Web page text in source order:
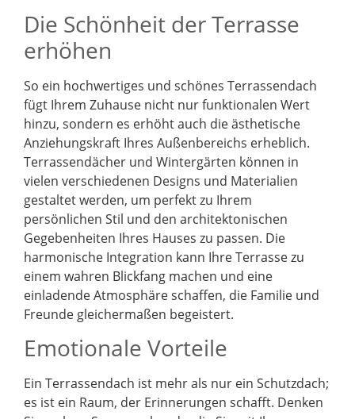
Die Schönheit der Terrasse
erhöhen
So ein hochwertiges und schönes Terrassendach
fügt Ihrem Zuhause nicht nur funktionalen Wert
hinzu, sondern es erhöht auch die ästhetische
Anziehungskraft Ihres Außenbereichs erheblich.
Terrassendächer und Wintergärten können in
vielen verschiedenen Designs und Materialien
gestaltet werden, um perfekt zu Ihrem
persönlichen Stil und den architektonischen
Gegebenheiten Ihres Hauses zu passen. Die
harmonische Integration kann Ihre Terrasse zu
einem wahren Blickfang machen und eine
einladende Atmosphäre schaffen, die Familie und
Freunde gleichermaßen begeistert.
Emotionale Vorteile
Ein Terrassendach ist mehr als nur ein Schutzdach;
es ist ein Raum, der Erinnerungen schafft. Denken